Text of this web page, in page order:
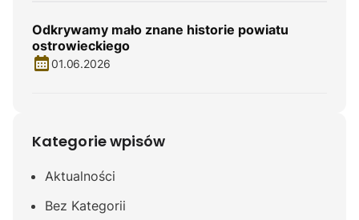
Odkrywamy mało znane historie powiatu
ostrowieckiego
01.06.2026
Kategorie wpisów
Aktualności
Bez Kategorii